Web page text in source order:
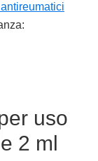
uso
2 ml